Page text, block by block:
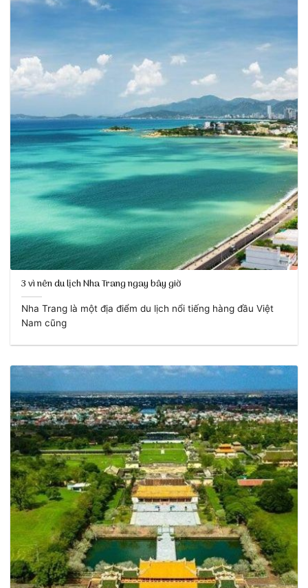
3 vì nên du lịch Nha Trang ngay bây giờ
Nha Trang là một địa điểm du lịch nổi tiếng hàng đầu Việt
Nam cũng